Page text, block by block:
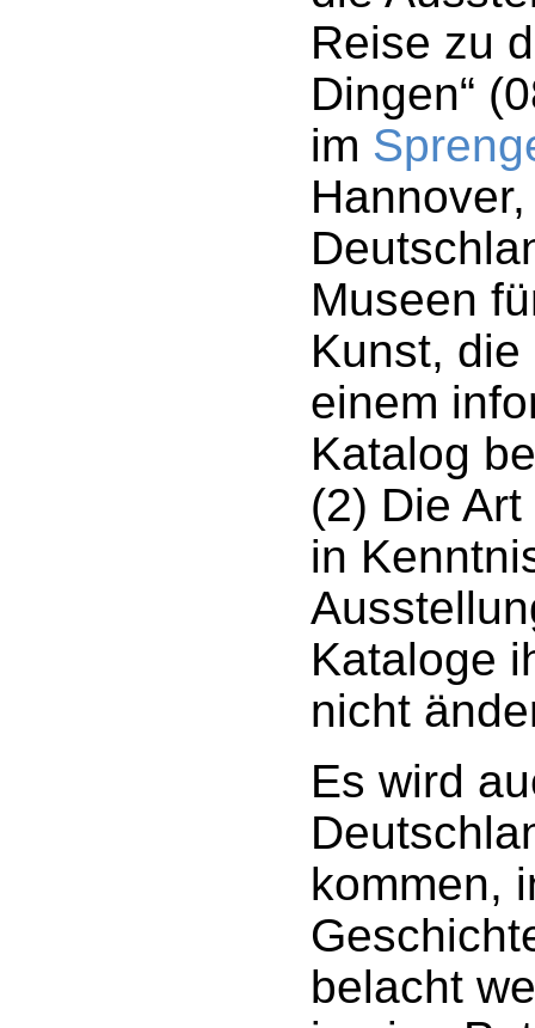
Reise zu
Dingen“
im
Museen
Kunst,
einem
Katalog
(2) Die
in
Kataloge
nicht
Es wird
kommen,
belacht